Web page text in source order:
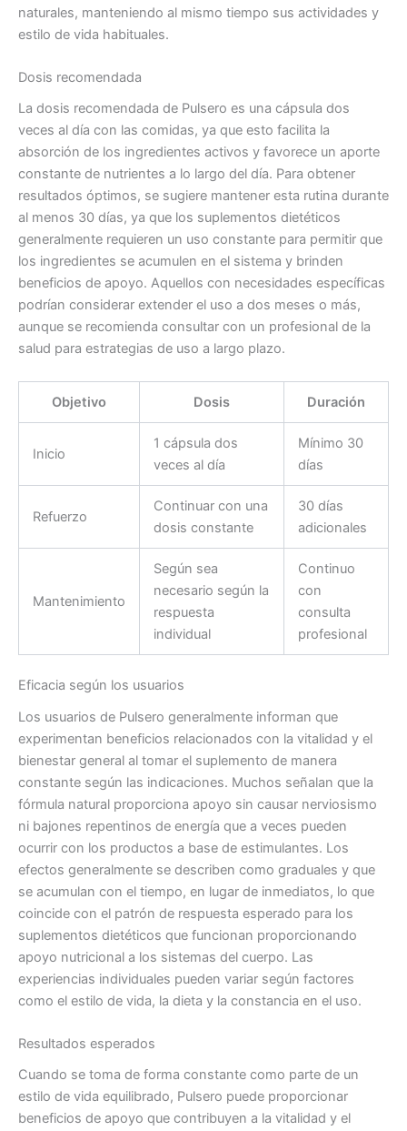
naturales, manteniendo al mismo tiempo sus actividades y
estilo de vida habituales.
Dosis recomendada
La dosis recomendada de Pulsero es una cápsula dos
veces al día con las comidas, ya que esto facilita la
absorción de los ingredientes activos y favorece un aporte
constante de nutrientes a lo largo del día. Para obtener
resultados óptimos, se sugiere mantener esta rutina durante
al menos 30 días, ya que los suplementos dietéticos
generalmente requieren un uso constante para permitir que
los ingredientes se acumulen en el sistema y brinden
beneficios de apoyo. Aquellos con necesidades específicas
podrían considerar extender el uso a dos meses o más,
aunque se recomienda consultar con un profesional de la
salud para estrategias de uso a largo plazo.
Objetivo Dosis Duración
Inicio
1 cápsula dos
veces al día
Mínimo 30
días
Refuerzo
Continuar con una
dosis constante
30 días
adicionales
Mantenimiento
Según sea
necesario según la
respuesta
individual
Continuo
con
consulta
profesional
Eficacia según los usuarios
Los usuarios de Pulsero generalmente informan que
experimentan beneficios relacionados con la vitalidad y el
bienestar general al tomar el suplemento de manera
constante según las indicaciones. Muchos señalan que la
fórmula natural proporciona apoyo sin causar nerviosismo
ni bajones repentinos de energía que a veces pueden
ocurrir con los productos a base de estimulantes. Los
efectos generalmente se describen como graduales y que
se acumulan con el tiempo, en lugar de inmediatos, lo que
coincide con el patrón de respuesta esperado para los
suplementos dietéticos que funcionan proporcionando
apoyo nutricional a los sistemas del cuerpo. Las
experiencias individuales pueden variar según factores
como el estilo de vida, la dieta y la constancia en el uso.
Resultados esperados
Cuando se toma de forma constante como parte de un
estilo de vida equilibrado, Pulsero puede proporcionar
beneficios de apoyo que contribuyen a la vitalidad y el